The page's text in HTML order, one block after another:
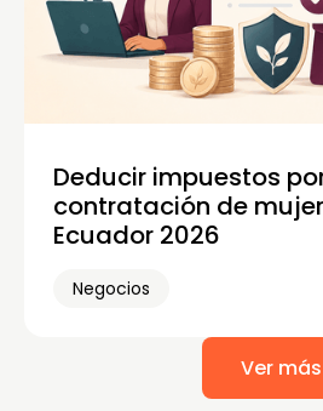
Deducir impuestos
contratación de
Ecuador 2026
Negocios
Ver más